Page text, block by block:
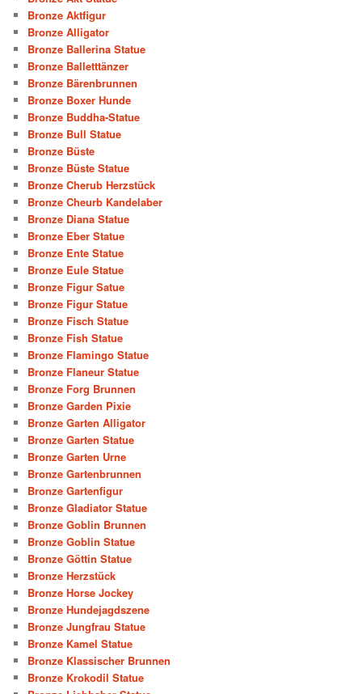
Bronze Aktfigur
Bronze Alligator
Bronze Ballerina Statue
Bronze Balletttänzer
Bronze Bärenbrunnen
Bronze Boxer Hunde
Bronze Buddha-Statue
Bronze Bull Statue
Bronze Büste
Bronze Büste Statue
Bronze Cherub Herzstück
Bronze Cheurb Kandelaber
Bronze Diana Statue
Bronze Eber Statue
Bronze Ente Statue
Bronze Eule Statue
Bronze Figur Satue
Bronze Figur Statue
Bronze Fisch Statue
Bronze Fish Statue
Bronze Flamingo Statue
Bronze Flaneur Statue
Bronze Forg Brunnen
Bronze Garden Pixie
Bronze Garten Alligator
Bronze Garten Statue
Bronze Garten Urne
Bronze Gartenbrunnen
Bronze Gartenfigur
Bronze Gladiator Statue
Bronze Goblin Brunnen
Bronze Goblin Statue
Bronze Göttin Statue
Bronze Herzstück
Bronze Horse Jockey
Bronze Hundejagdszene
Bronze Jungfrau Statue
Bronze Kamel Statue
Bronze Klassischer Brunnen
Bronze Krokodil Statue